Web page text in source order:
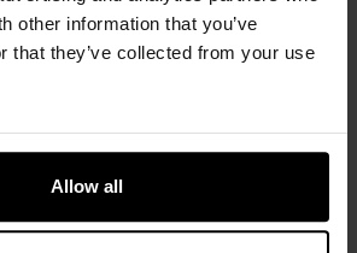
other information that you’ve
that they’ve collected from your use
Allow all
co jest kluczowe w
scenariuszach rozgrywek ASG.
akumulator, inwestujesz w
doradca klienta Militaria.pl